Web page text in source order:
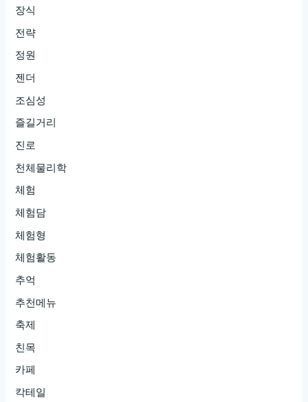
장식
전략
정원
젠더
조심성
즐길거리
진로
천체물리학
체험
체험담
체험형
체험활동
추억
추천메뉴
축제
친목
카페
칵테일